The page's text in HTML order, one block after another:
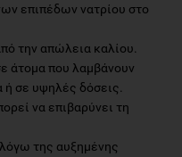
επιπέδων νατρίου στο
την απώλεια καλίου.
άτομα που λαμβάνουν
ή σε υψηλές δόσεις.
να επιβαρύνει τη
της αυξημένης